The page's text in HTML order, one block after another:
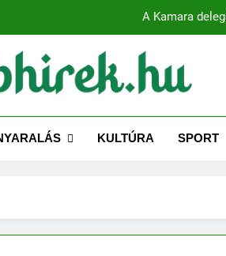
A Kamara
Több mint 80 globális vezető
hírek magyarul!
KULTÚRA SPORT